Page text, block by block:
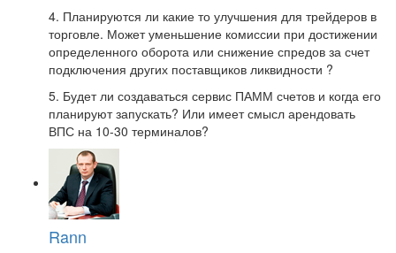
4. Планируются ли какие то улучшения для трейдеров в
торговле. Может уменьшение комиссии при достижении
определенного оборота или снижение спредов за счет
подключения других поставщиков ликвидности ?
5. Будет ли создаваться сервис ПАММ счетов и когда его
планируют запускать? Или имеет смысл арендовать
ВПС на 10-30 терминалов?
Rann